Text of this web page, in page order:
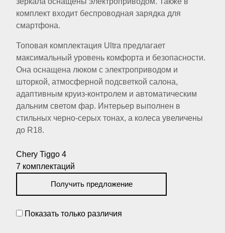
комплект входит беспроводная зарядка для
смартфона.
Топовая комплектация Ultra предлагает
максимальный уровень комфорта и безопасности.
Она оснащена люком с электроприводом и
шторкой, атмосферной подсветкой салона,
адаптивным круиз-контролем и автоматическим
дальним светом фар. Интерьер выполнен в
стильных черно-серых тонах, а колеса увеличены
до R18.
Chery Tiggo 4
7 комплектаций
Получить предложение
Показать только различия